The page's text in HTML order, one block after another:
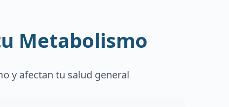
Metabolismo
y afectan tu salud general